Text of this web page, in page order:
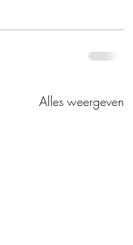
Alles weergeven